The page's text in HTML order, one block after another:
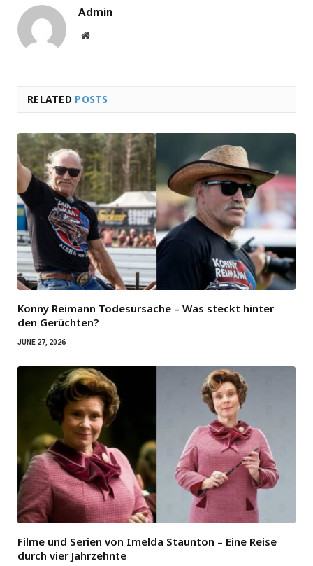
Admin
Website
RELATED POSTS
Konny Reimann Todesursache – Was steckt hinter
den Gerüchten?
JUNE 27, 2026
Filme und Serien von Imelda Staunton – Eine Reise
durch vier Jahrzehnte